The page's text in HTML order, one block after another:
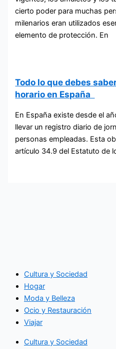
cierto poder para muchas
milenarios eran utilizados
elemento de protección. En
Todo lo que debes
horario en España
En España existe desde el
llevar un registro diario de
personas empleadas. Esta
artículo 34.9 del Estatuto de
Cultura y Sociedad
Hogar
Moda y Belleza
Ocio y Restauración
Viajar
Cultura y Sociedad